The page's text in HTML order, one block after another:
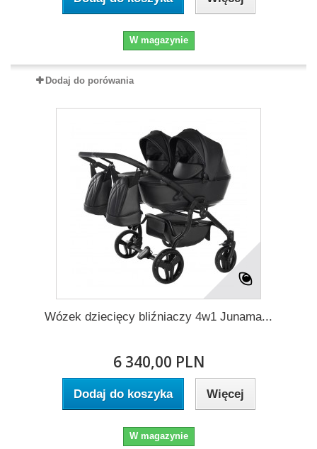
W magazynie
Dodaj do porówania
Wózek dziecięcy bliźniaczy 4w1 Junama...
6 340,00 PLN
Dodaj do koszyka Więcej
W magazynie